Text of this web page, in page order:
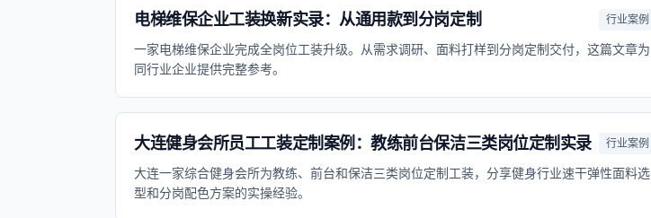
电梯维保企业工装换新实录：从通用款到分岗定制 行业案例
一家电梯维保企业完成全岗位工装升级。从需求调研、面料打样到分岗定制交付，这篇文章为
同行业企业提供完整参考。
大连健身会所员工工装定制案例：教练前台保洁三类岗位定制实录 行业案例
大连一家综合健身会所为教练、前台和保洁三类岗位定制工装，分享健身行业速干弹性面料选
型和分岗配色方案的实操经验。